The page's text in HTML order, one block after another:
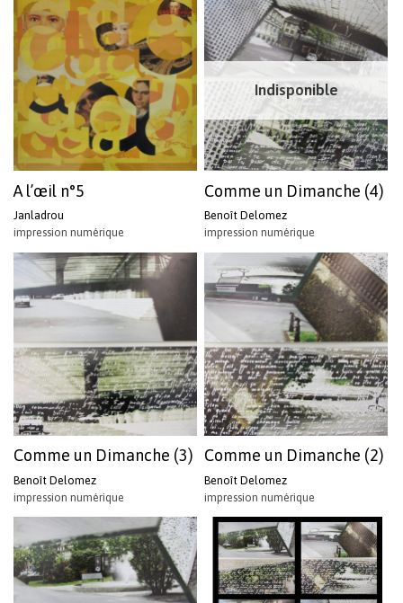
A l’œil n°5
Janladrou
impression numérique
Indisponible
Comme un Dimanche (4)
Benoît Delomez
impression numérique
Comme un Dimanche (3)
Benoît Delomez
impression numérique
Comme un Dimanche (2)
Benoît Delomez
impression numérique